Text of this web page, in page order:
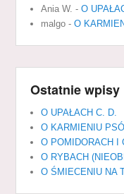
Ania W. -O
malgo -O
Ostatnie wpisy
O UPAŁACH C. D.
O KARMIENIU
O POMIDORACH I
O RYBACH
O ŚMIECENIU NA